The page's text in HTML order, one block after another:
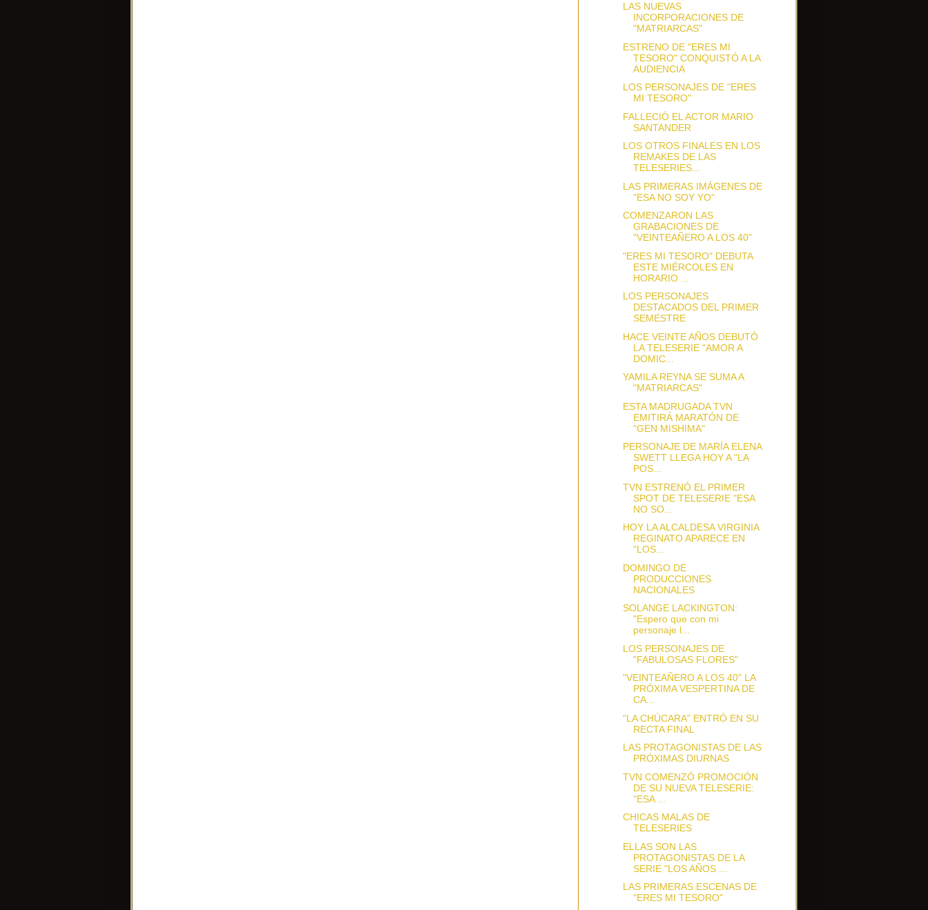
LAS NUEVAS
INCORPORACIONES DE
"MATRIARCAS"
ESTRENO DE "ERES MI
TESORO" CONQUISTÓ A LA
AUDIENCIA
LOS PERSONAJES DE "ERES
MI TESORO"
FALLECIÓ EL ACTOR MARIO
SANTANDER
LOS OTROS FINALES EN LOS
REMAKES DE LAS
TELESERIES...
LAS PRIMERAS IMÁGENES DE
"ESA NO SOY YO"
COMENZARON LAS
GRABACIONES DE
"VEINTEAÑERO A LOS 40"
"ERES MI TESORO" DEBUTA
ESTE MIÉRCOLES EN
HORARIO ...
LOS PERSONAJES
DESTACADOS DEL PRIMER
SEMESTRE
HACE VEINTE AÑOS DEBUTÓ
LA TELESERIE "AMOR A
DOMIC...
YAMILA REYNA SE SUMA A
"MATRIARCAS"
ESTA MADRUGADA TVN
EMITIRÁ MARATÓN DE
"GEN MISHIMA"
PERSONAJE DE MARÍA ELENA
SWETT LLEGA HOY A "LA
POS...
TVN ESTRENÓ EL PRIMER
SPOT DE TELESERIE "ESA
NO SO...
HOY LA ALCALDESA VIRGINIA
REGINATO APARECE EN
"LOS...
DOMINGO DE
PRODUCCIONES
NACIONALES
SOLANGE LACKINGTON:
"Espero que con mi
personaje l...
LOS PERSONAJES DE
"FABULOSAS FLORES"
"VEINTEAÑERO A LOS 40" LA
PRÓXIMA VESPERTINA DE
CA...
"LA CHÚCARA" ENTRÓ EN SU
RECTA FINAL
LAS PROTAGONISTAS DE LAS
PRÓXIMAS DIURNAS
TVN COMENZÓ PROMOCIÓN
DE SU NUEVA TELESERIE:
"ESA ...
CHICAS MALAS DE
TELESERIES
ELLAS SON LAS
PROTAGONISTAS DE LA
SERIE "LOS AÑOS ...
LAS PRIMERAS ESCENAS DE
"ERES MI TESORO"